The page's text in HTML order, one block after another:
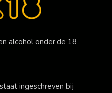
alcohol onder de 18
ingeschreven bij